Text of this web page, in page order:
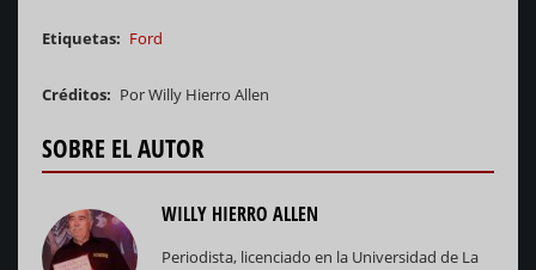
Etiquetas Ford
Créditos Por Willy Hierro Allen
SOBRE EL AUTOR
WILLY HIERRO ALLEN
Periodista, licenciado en la Universidad de La